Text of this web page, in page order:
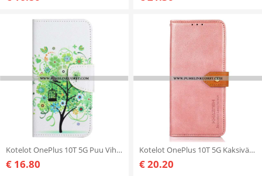
Kotelot OnePlus 10T 5G Puu Vihreillä Lehdillä
€ 16.80
Kotelot OnePlus 10T 5G Kaksivärinen Kultainen Lukko Khazneh
€ 20.20